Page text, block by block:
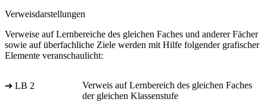
Verweisdarstellungen
Verweise auf Lernbereiche des gleichen Faches und anderer Fächer
sowie auf überfachliche Ziele werden mit Hilfe folgender grafischer
Elemente veranschaulicht:
➔ LB 2
Verweis auf Lernbereich des gleichen Faches
der gleichen Klassenstufe